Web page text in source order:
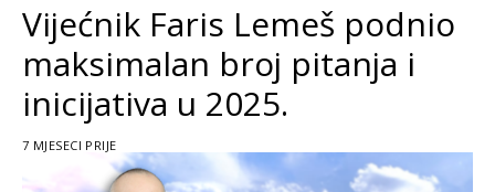
Vijećnik Faris Lemeš podnio
maksimalan broj pitanja i
inicijativa u 2025.
7 MJESECI PRIJE